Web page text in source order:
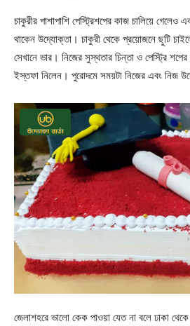
চাকুরীর পাশাপাশি পেস্ট্রিশপের কাজ চালিয়ে গেলেও
থাকেন উদ্যোক্তা। চাকুরী থেকে প্রয়োজনে ছুটি
সেখানে ভার। নিজের সুস্থতার চিন্তা ও পেস্ট্রি শপের
ইস্তফা নিলেন। পুরোদমে সময়টা নিজের এবং নিজ
জেলাশহরে ভালো কেক পাওয়া যেত না বলে ঢাকা